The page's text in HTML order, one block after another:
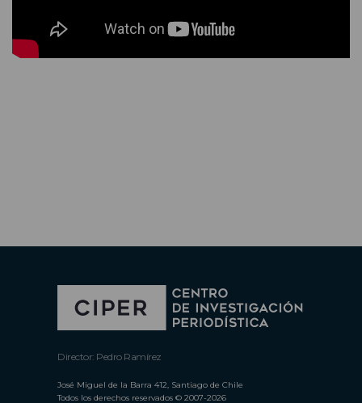
Director: Pedro Ramírez
José Miguel de la Barra 412, Santiago de Chile
Todos los derechos reservados © 2007-2026